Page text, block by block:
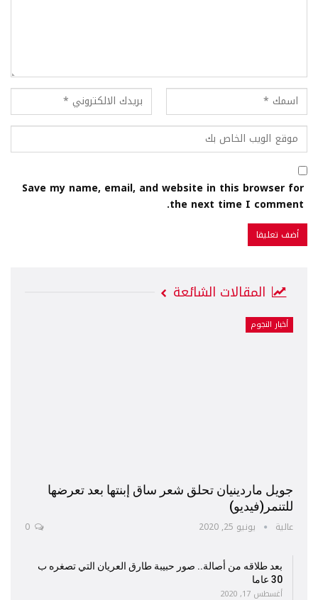
Save my name, email, and website in this browser for
the next time I comment.
المقالات الشائعة
أخبار النجوم
جويل ماردينيان تحلق شعر ساق إبنتها بعد تعرضها
للتنمر(فيديو)
عالية يونيو 25, 2020
بعد طلاقه من أصالة.. صور حبيبة طارق العريان التي تصغره ب
30 عاما
أغسطس 17, 2020